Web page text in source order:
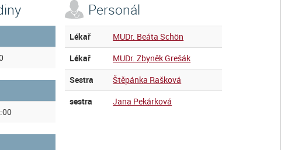
Personál
Lékař
MUDr. Beáta Schön
Lékař
MUDr. Zbyněk Grešák
Sestra
Štěpánka Rašková
sestra
Jana Pekárková